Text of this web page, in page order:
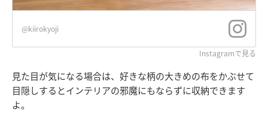
@kiirokyoji
Instagramで見る
見た目が気になる場合は、好きな柄の大きめの布をかぶせて
目隠しするとインテリアの邪魔にもならずに収納できます
よ。